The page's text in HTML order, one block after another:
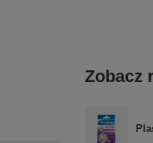
Zobacz